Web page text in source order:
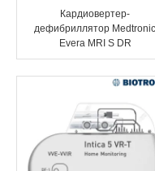
Кардиовертер-
дефибриллятор Medtronic
Evera MRI S DR